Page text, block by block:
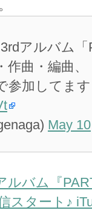
アルバム
作曲・編曲
参加してま
May
ルバム『
スタート♪